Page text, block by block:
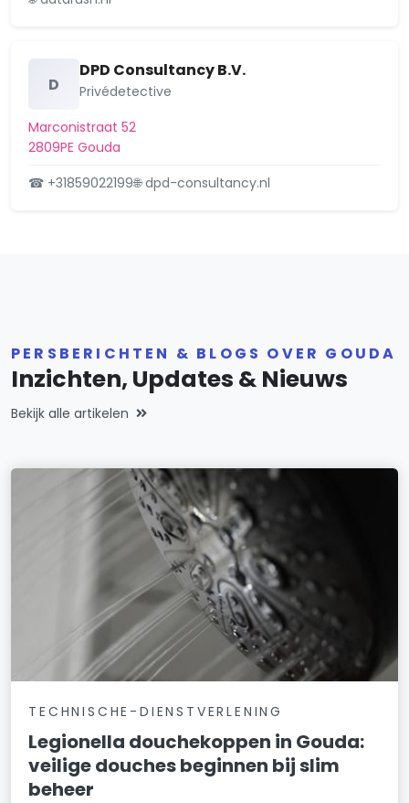
D
DPD Consultancy B.V.
Privédetective
Marconistraat 52
2809PE Gouda
☎ +31859022199🌐 dpd-consultancy.nl
PERSBERICHTEN & BLOGS OVER GOUDA
Inzichten, Updates & Nieuws
Bekijk alle artikelen
TECHNISCHE-DIENSTVERLENING
Legionella douchekoppen in Gouda:
veilige douches beginnen bij slim
beheer